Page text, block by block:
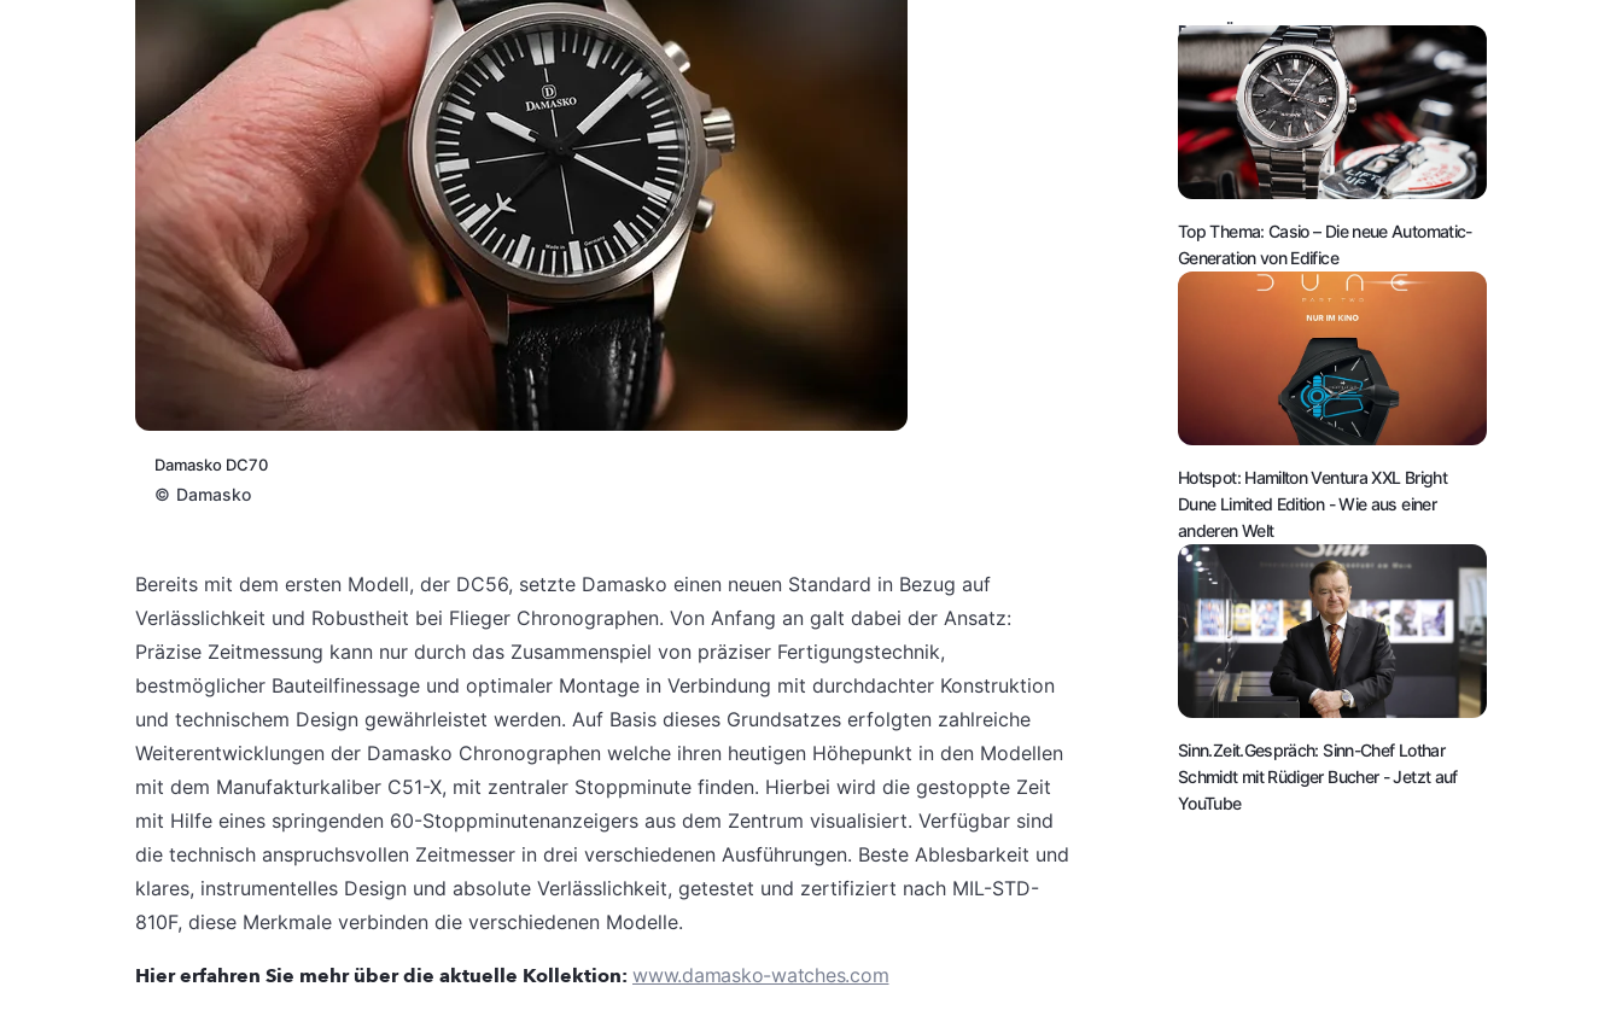
Damasko DC70
© Damasko
Bereits mit dem ersten Modell, der DC56, setzte Damasko einen neuen Standard in Bezug auf
Verlässlichkeit und Robustheit bei Flieger Chronographen. Von Anfang an galt dabei der Ansatz:
Präzise Zeitmessung kann nur durch das Zusammenspiel von präziser Fertigungstechnik,
bestmöglicher Bauteilfinessage und optimaler Montage in Verbindung mit durchdachter Konstruktion
und technischem Design gewährleistet werden. Auf Basis dieses Grundsatzes erfolgten zahlreiche
Weiterentwicklungen der Damasko Chronographen welche ihren heutigen Höhepunkt in den Modellen
mit dem Manufakturkaliber C51-X, mit zentraler Stoppminute finden. Hierbei wird die gestoppte Zeit
mit Hilfe eines springenden 60-Stoppminutenanzeigers aus dem Zentrum visualisiert. Verfügbar sind
die technisch anspruchsvollen Zeitmesser in drei verschiedenen Ausführungen. Beste Ablesbarkeit und
klares, instrumentelles Design und absolute Verlässlichkeit, getestet und zertifiziert nach MIL-STD-
810F, diese Merkmale verbinden die verschiedenen Modelle.
Hier erfahren Sie mehr über die aktuelle Kollektion: www.damasko-watches.com
DAS KÖNNTE SIE AUCH INTERESSIEREN:
Top Thema: Casio – Die neue Automatic-
Generation von Edifice
Hotspot: Hamilton Ventura XXL Bright
Dune Limited Edition - Wie aus einer
anderen Welt
Sinn.Zeit.Gespräch: Sinn-Chef Lothar
Schmidt mit Rüdiger Bucher - Jetzt auf
YouTube